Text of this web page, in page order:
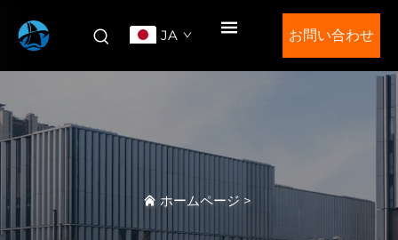
JA お問い合わせ
ホームページ >